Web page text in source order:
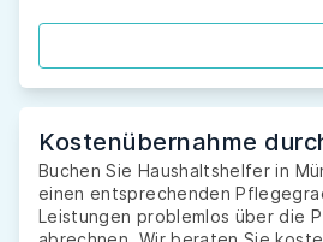
Kostenübernahme
Buchen Sie Haushaltshelfer in
einen entsprechenden
Leistungen problemlos über die